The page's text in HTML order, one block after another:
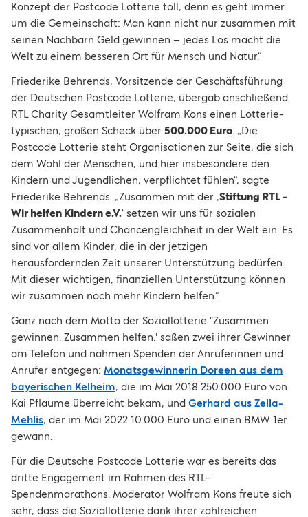
Konzept der Postcode Lotterie toll, denn es geht immer
um die Gemeinschaft: Man kann nicht nur zusammen mit
seinen Nachbarn Geld gewinnen – jedes Los macht die
Welt zu einem besseren Ort für Mensch und Natur.“
Friederike Behrends, Vorsitzende der Geschäftsführung
der Deutschen Postcode Lotterie, übergab anschließend
RTL Charity Gesamtleiter Wolfram Kons einen Lotterie-
typischen, großen Scheck über 500.000 Euro. „Die
Postcode Lotterie steht Organisationen zur Seite, die sich
dem Wohl der Menschen, und hier insbesondere den
Kindern und Jugendlichen, verpflichtet fühlen“, sagte
Friederike Behrends. „Zusammen mit der ‚Stiftung RTL -
Wir helfen Kindern e.V.‘ setzen wir uns für sozialen
Zusammenhalt und Chancengleichheit in der Welt ein. Es
sind vor allem Kinder, die in der jetzigen
herausfordernden Zeit unserer Unterstützung bedürfen.
Mit dieser wichtigen, finanziellen Unterstützung können
wir zusammen noch mehr Kindern helfen.“
Ganz nach dem Motto der Soziallotterie "Zusammen
gewinnen. Zusammen helfen." saßen zwei ihrer Gewinner
am Telefon und nahmen Spenden der Anruferinnen und
Anrufer entgegen: Monatsgewinnerin Doreen aus dem
bayerischen Kelheim, die im Mai 2018 250.000 Euro von
Kai Pflaume überreicht bekam, und Gerhard aus Zella-
Mehlis, der im Mai 2022 10.000 Euro und einen BMW 1er
gewann.
Für die Deutsche Postcode Lotterie war es bereits das
dritte Engagement im Rahmen des RTL-
Spendenmarathons. Moderator Wolfram Kons freute sich
sehr, dass die Soziallotterie dank ihrer zahlreichen